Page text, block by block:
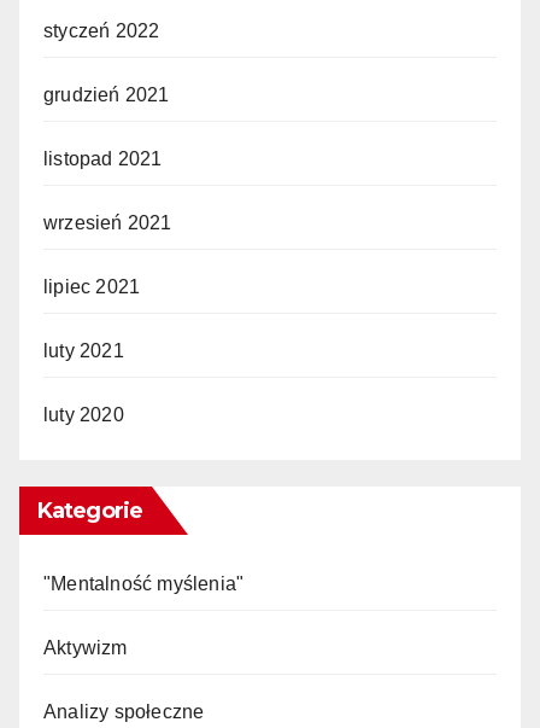
styczeń 2022
grudzień 2021
listopad 2021
wrzesień 2021
lipiec 2021
luty 2021
luty 2020
Kategorie
"Mentalność myślenia"
Aktywizm
Analizy społeczne